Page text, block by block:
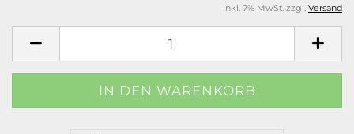
inkl. 7% MwSt. zzgl. Versand